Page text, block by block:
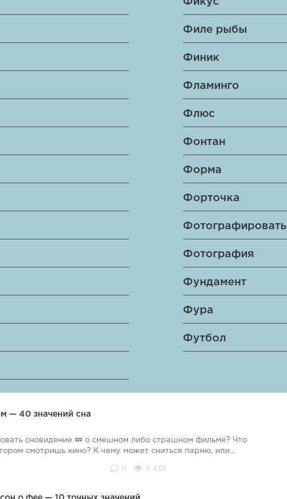
Филе рыбы
Финик
Фламинго
Флюс
Фонтан
Форма
Форточка
Фотографировать
Фотография
Фундамент
Фура
Футбол
— 40 значений сна
сновидение 💤 о смешном либо страшном фильме? Что
смотришь кино? К чему может сниться парню, или...
0 4 433